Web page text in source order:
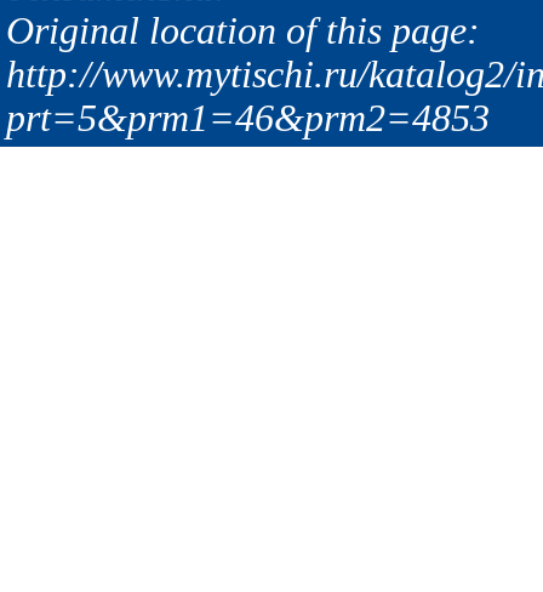
Original location of this page:
http://www.mytischi.ru/katalog2/
prt=5&prm1=46&prm2=4853